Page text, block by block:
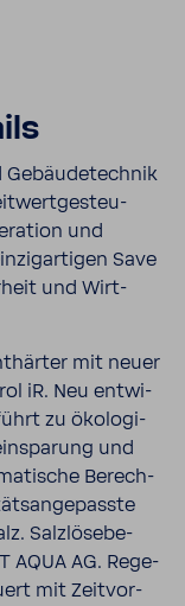
Gebäu­de­technik
und
Save
und Wirt­
mit neuer
iR. Neu entwi­
zu ökolo­gi­
und
Berech­
Salz­lö­se­be­
AQUA AG. Rege­
mit Zeit­vor­